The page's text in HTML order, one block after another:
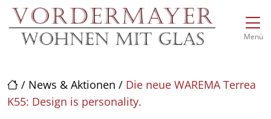
zur Top-Navigation
zur Hauptnavigation
Inhalt springen
zum Footer
Hauptnavigation
Menü
/ News & Aktionen / Die neue WAREMA Terrea
K55: Design is personality.